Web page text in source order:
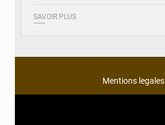
SAVOIR PLUS
Mentions legales